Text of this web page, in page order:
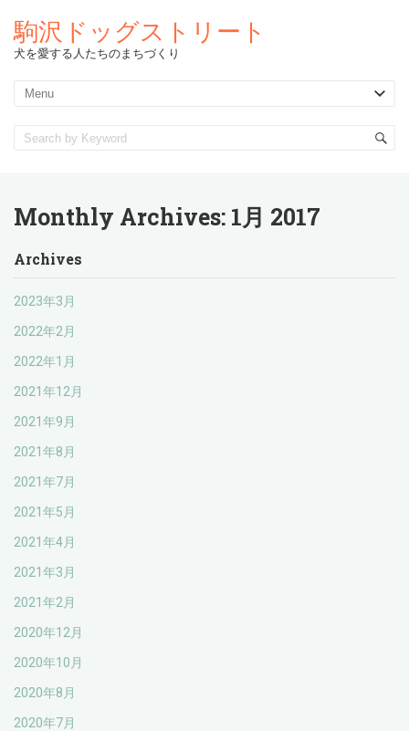
駒沢ドッグストリート
犬を愛する人たちのまちづくり
Monthly Archives: 1月 2017
Archives
2023年3月
2022年2月
2022年1月
2021年12月
2021年9月
2021年8月
2021年7月
2021年5月
2021年4月
2021年3月
2021年2月
2020年12月
2020年10月
2020年8月
2020年7月